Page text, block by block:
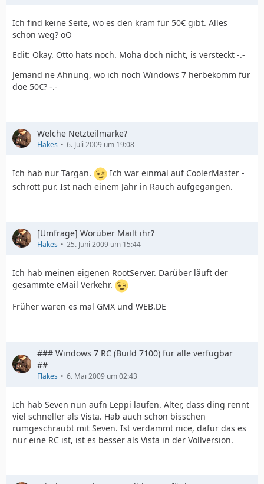
Ich find keine Seite, wo es den kram für 50€ gibt. Alles
schon weg? oO
Edit: Okay. Otto hats noch. Moha doch nicht, is versteckt -.-
Jemand ne Ahnung, wo ich noch Windows 7 herbekomm für
doe 50€? -.-
Welche Netzteilmarke?
Flakes 6. Juli 2009 um 19:08
Ich hab nur Targan.
Ich war einmal auf CoolerMaster -
schrott pur. Ist nach einem Jahr in Rauch aufgegangen.
[Umfrage] Worüber Mailt ihr?
Flakes 25. Juni 2009 um 15:44
Ich hab meinen eigenen RootServer. Darüber läuft der
gesammte eMail Verkehr.
Früher waren es mal GMX und WEB.DE
### Windows 7 RC (Build 7100) für alle verfügbar
##
Flakes 6. Mai 2009 um 02:43
Ich hab Seven nun aufn Leppi laufen. Alter, dass ding rennt
viel schneller als Vista. Hab auch schon bisschen
rumgeschraubt mit Seven. Ist verdammt nice, dafür das es
nur eine RC ist, ist es besser als Vista in der Vollversion.